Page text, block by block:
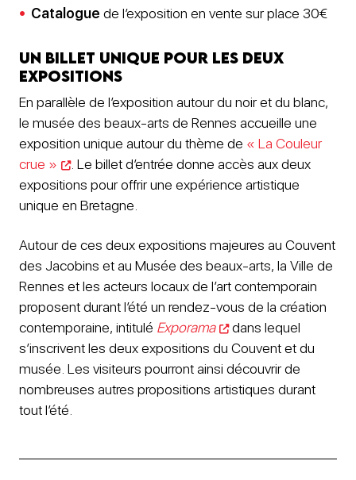
Catalogue de l’exposition en vente sur place 30€
Un billet unique pour les deux
expositions
En parallèle de l’exposition autour du noir et du blanc,
le musée des beaux-arts de Rennes accueille une
exposition unique autour du thème de « La Couleur
crue »
. Le billet d’entrée donne accès aux deux
expositions pour offrir une expérience artistique
unique en Bretagne.
Autour de ces deux expositions majeures au Couvent
des Jacobins et au Musée des beaux-arts, la Ville de
Rennes et les acteurs locaux de l’art contemporain
proposent durant l’été un rendez-vous de la création
contemporaine, intitulé Exporama
dans lequel
s’inscrivent les deux expositions du Couvent et du
musée. Les visiteurs pourront ainsi découvrir de
nombreuses autres propositions artistiques durant
tout l’été.